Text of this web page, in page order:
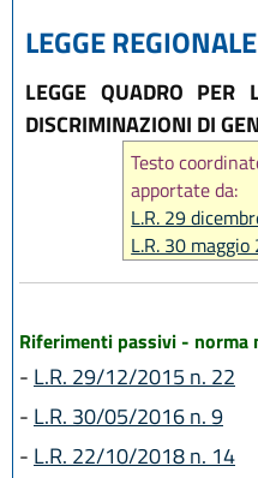
LEGGE
LEGGE QUADRO
DISCRIMINAZIONI DI
Testo
apportate da:
L.R. 29
L.R. 30
L.R. 29
L.R. 20
L.R. 14 giugno
L.R. 25 luglio
Riferimenti passivi - norma
- L.R. 29/12/2015 n. 22
- L.R. 30/05/2016 n. 9
- L.R. 22/10/2018 n. 14